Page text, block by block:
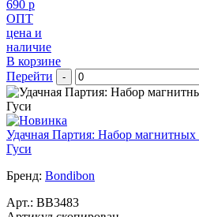
690 р
ОПТ
цена и
наличие
В корзине
Перейти
-
Удачная Партия: Набор
Гуси
Бренд: Bondibon
Арт.: BB3483